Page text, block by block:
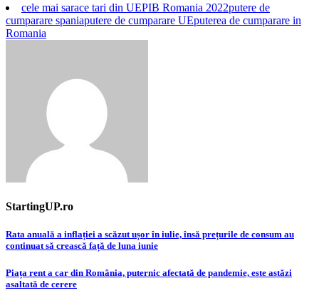
cele mai sarace tari din UEPIB Romania 2022putere de
cumparare spaniaputere de cumparare UEputerea de cumparare in
Romania
StartingUP.ro
Post
navigation
Rata anuală a inflației a scăzut ușor în iulie, însă prețurile de consum au
continuat să crească față de luna iunie
Piața rent a car din România, puternic afectată de pandemie, este astăzi
asaltată de cerere